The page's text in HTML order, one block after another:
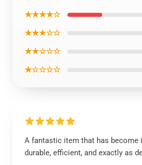
★★★★☆
★★★☆☆
★★☆☆☆
★☆☆☆☆
A fantastic item that has become
durable, efficient, and exactly as